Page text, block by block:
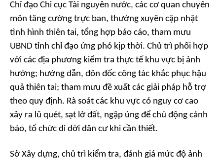
Chỉ đạo Chi cục Tài nguyên nước, các cơ quan chuyên
môn tăng cường trực ban, thường xuyên cập nhật
tình hình thiên tai, tổng hợp báo cáo, tham mưu
UBND tỉnh chỉ đạo ứng phó kịp thời. Chủ trì phối hợp
với các địa phương kiểm tra thực tế khu vực bị ảnh
hưởng; hướng dẫn, đôn đốc công tác khắc phục hậu
quả thiên tai; tham mưu đề xuất các giải pháp hỗ trợ
theo quy định. Rà soát các khu vực có nguy cơ cao
xảy ra lũ quét, sạt lở đất, ngập úng để chủ động cảnh
báo, tổ chức di dời dân cư khi cần thiết.
Sở Xây dựng, chủ trì kiểm tra, đánh giá mức độ ảnh